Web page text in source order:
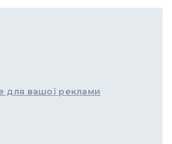
для вашої реклами